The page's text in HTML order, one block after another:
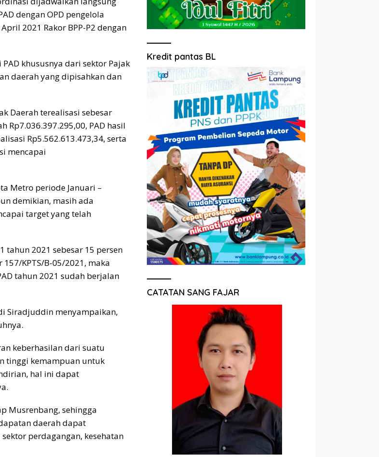
dengan OPD pengelola
2021 Rakor BPP-P2 dengan
khususnya dari sektor Pajak
daerah yang dipisahkan dan
Daerah terealisasi sebesar
Rp7.036.397.295,00, PAD hasil
Rp5.562.613.473,34, serta
mencapai
Metro periode Januari –
demikian, masih ada
target yang telah
tahun 2021 sebesar 15 persen
KPTS/B-05/2021, maka
tahun 2021 sudah berjalan
Siradjuddin menyampaikan,
keberhasilan dari suatu
tinggi kemampuan untuk
hal ini dapat
Musrenbang, sehingga
daerah dapat
perdagangan, kesehatan
Kredit pantas BL
CATATAN SANG FAJAR